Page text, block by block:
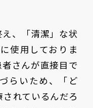
、「清潔」な状
使用しておりま
さんが直接目で
らいため、「ど
れているんだろ